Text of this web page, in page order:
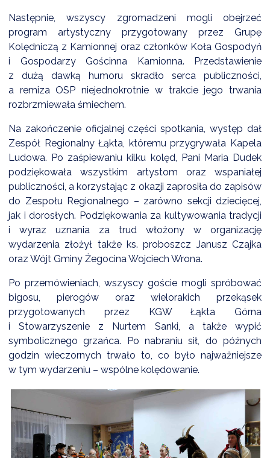
Następnie, wszyscy zgromadzeni mogli obejrzeć
program artystyczny przygotowany przez Grupę
Kolędniczą z Kamionnej oraz członków Koła Gospodyń
i Gospodarzy Gościnna Kamionna. Przedstawienie
z dużą dawką humoru skradło serca publiczności,
a remiza OSP niejednokrotnie w trakcie jego trwania
rozbrzmiewała śmiechem.
Na zakończenie oficjalnej części spotkania, występ dał
Zespół Regionalny Łąkta, któremu przygrywała Kapela
Ludowa. Po zaśpiewaniu kilku kolęd, Pani Maria Dudek
podziękowała wszystkim artystom oraz wspaniałej
publiczności, a korzystając z okazji zaprosiła do zapisów
do Zespołu Regionalnego – zarówno sekcji dziecięcej,
jak i dorosłych. Podziękowania za kultywowania tradycji
i wyraz uznania za trud włożony w organizację
wydarzenia złożył także ks. proboszcz Janusz Czajka
oraz Wójt Gminy Żegocina Wojciech Wrona.
Po przemówieniach, wszyscy goście mogli spróbować
bigosu, pierogów oraz wielorakich przekąsek
przygotowanych przez KGW Łąkta Górna
i Stowarzyszenie z Nurtem Sanki, a także wypić
symbolicznego grzańca. Po nabraniu sił, do późnych
godzin wieczornych trwało to, co było najważniejsze
w tym wydarzeniu – wspólne kolędowanie.